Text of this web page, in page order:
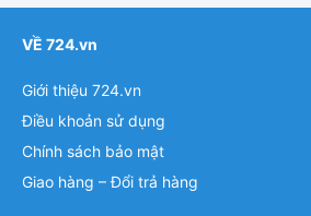
VỀ 724.vn
Giới thiệu 724.vn
Điều khoản sử dụng
Chính sách bảo mật
Giao hàng – Đổi trả hàng